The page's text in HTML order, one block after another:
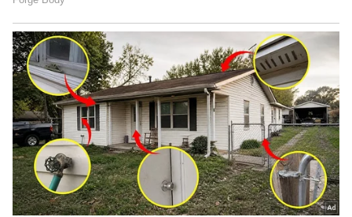
போயிட்டு வர்றேன்னு சொல்லிட்டு
வருவதாக சொல்கிறார்.